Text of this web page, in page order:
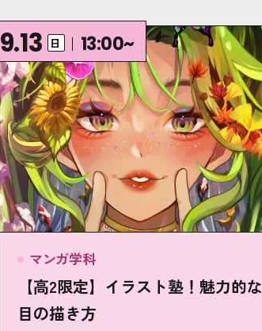
9.13 日 13:00~
マンガ学科
【高2限定】イラスト塾！魅力的な
目の描き方